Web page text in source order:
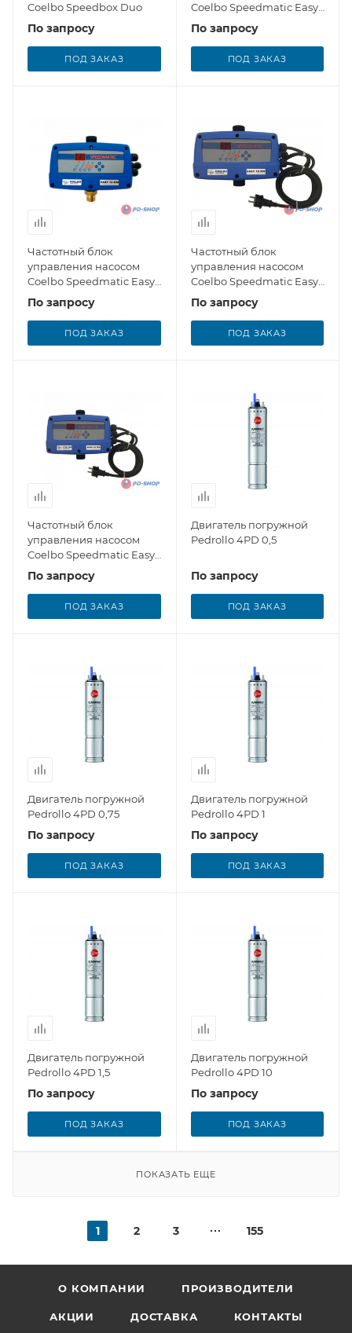
Coelbo Speedbox Duo
По запросу
ПОД ЗАКАЗ
Coelbo Speedmatic Easy
10 MT
По запросу
ПОД ЗАКАЗ
Частотный блок
управления насосом
Coelbo Speedmatic Easy
12 MM
По запросу
ПОД ЗАКАЗ
Частотный блок
управления насосом
Coelbo Speedmatic Easy
12 MM Cab
По запросу
ПОД ЗАКАЗ
Частотный блок
управления насосом
Coelbo Speedmatic Easy
14 MM
По запросу
ПОД ЗАКАЗ
Двигатель погружной
Pedrollo 4PD 0,5
По запросу
ПОД ЗАКАЗ
Двигатель погружной
Pedrollo 4PD 0,75
По запросу
ПОД ЗАКАЗ
Двигатель погружной
Pedrollo 4PD 1
По запросу
ПОД ЗАКАЗ
Двигатель погружной
Pedrollo 4PD 1,5
По запросу
ПОД ЗАКАЗ
Двигатель погружной
Pedrollo 4PD 10
По запросу
ПОД ЗАКАЗ
ПОКАЗАТЬ ЕЩЕ
1 2 3 155
О КОМПАНИИ ПРОИЗВОДИТЕЛИ
АКЦИИ ДОСТАВКА КОНТАКТЫ